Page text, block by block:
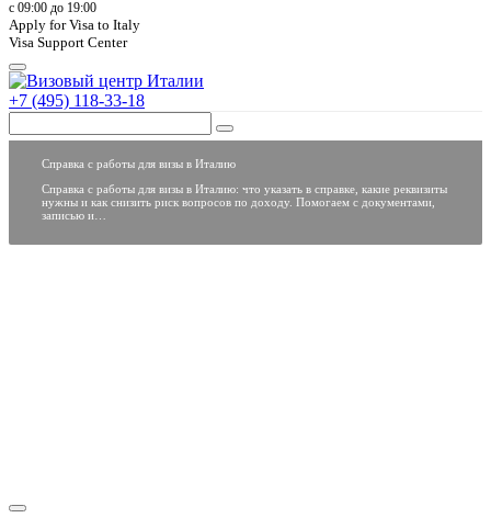
c 09:00 до 19:00
Apply for Visa to Italy
Visa Support Center
+7 (495) 118-33-18
Справка с работы для визы в Италию
Справка с работы для визы в Италию: что указать в справке, какие реквизиты
нужны и как снизить риск вопросов по доходу. Помогаем с документами,
записью и…